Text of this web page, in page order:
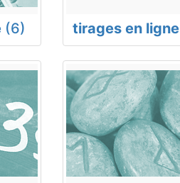
(6) tirages en ligne